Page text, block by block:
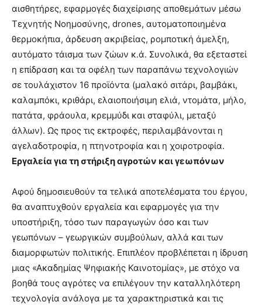
αισθητήρες, εφαρμογές διαχείρισης αποθεμάτων μέσω
Τεχνητής Νοημοσύνης, drones, αυτοματοποιημένα
θερμοκήπια, άρδευση ακριβείας, ρομποτική άμελξη,
αυτόματο τάισμα των ζώων κ.ά. Συνολικά, θα εξεταστεί
η επίδραση και τα οφέλη των παραπάνω τεχνολογιών
σε τουλάχιστον 16 προϊόντα (μαλακό σιτάρι, βαμβάκι,
καλαμπόκι, κριθάρι, ελαιοποιήσιμη ελιά, ντομάτα, μήλο,
πατάτα, φράουλα, κρεμμύδι και σταφύλι, μεταξύ
άλλων). Ως προς τις εκτροφές, περιλαμβάνονται η
αγελαδοτροφία, η πτηνοτροφία και η χοιροτροφία.
Εργαλεία για τη στήριξη αγροτών και γεωπόνων
Αφού δημοσιευθούν τα τελικά αποτελέσματα του έργου,
θα αναπτυχθούν εργαλεία και εφαρμογές για την
υποστήριξη, τόσο των παραγωγών όσο και των
γεωπόνων – γεωργικών συμβούλων, αλλά και των
διαμορφωτών πολιτικής. Επιπλέον προβλέπεται η ίδρυση
μιας «Ακαδημίας Ψηφιακής Καινοτομίας», με στόχο να
βοηθά τους αγρότες να επιλέγουν την καταλληλότερη
τεχνολογία ανάλογα με τα χαρακτηριστικά και τις